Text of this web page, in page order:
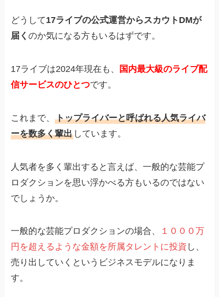
どうして17ライブの公式運営からスカウトDMが
届くのか気になる方もいるはずです。
17ライブは2024年現在も、
国内最大級のライブ配
信サービスのひとつです。
これまで、トップライバーと呼ばれる人気ライバ
ーを数多く輩出 しています。
人気者を多く輩出すると言えば、一般的な芸能プ
ロダクションを思い浮かべる方もいるのではない
でしょうか。
一般的な芸能プロダクションの場合、
１０００万
円を超えるような金額を所属タレントに投資 し、
売り出していくというビジネスモデルになりま
す。